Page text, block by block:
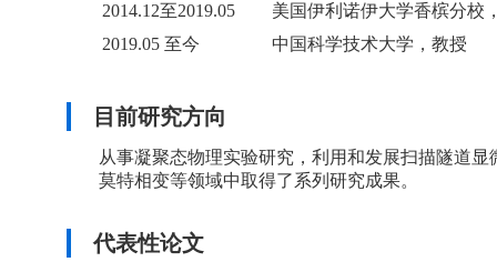
2014.12至2019.05
美国伊利诺伊大学香槟分校
2019.05 至今
中国科学技术大学，教授
目前研究方向
从事凝聚态物理实验研究，利用和发展扫描隧道
莫特相变等领域中取得了系列研究成果。
代表性论文